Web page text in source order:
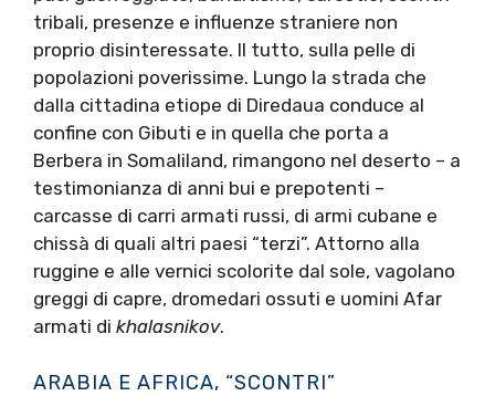
tribali, presenze e influenze straniere non
proprio disinteressate. Il tutto, sulla pelle di
popolazioni poverissime. Lungo la strada che
dalla cittadina etiope di Diredaua conduce al
confine con Gibuti e in quella che porta a
Berbera in Somaliland, rimangono nel deserto – a
testimonianza di anni bui e prepotenti –
carcasse di carri armati russi, di armi cubane e
chissà di quali altri paesi “terzi”. Attorno alla
ruggine e alle vernici scolorite dal sole, vagolano
greggi di capre, dromedari ossuti e uomini Afar
armati di khalasnikov.
ARABIA E AFRICA, “SCONTRI”